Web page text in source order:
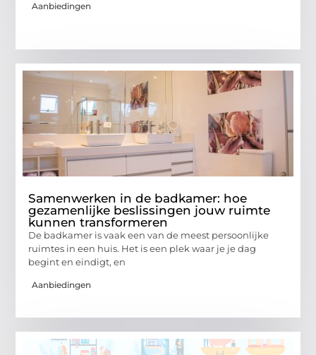
Aanbiedingen
Samenwerken in de badkamer: hoe
gezamenlijke beslissingen jouw ruimte
kunnen transformeren
De badkamer is vaak een van de meest persoonlijke
ruimtes in een huis. Het is een plek waar je je dag
begint en eindigt, en
Aanbiedingen